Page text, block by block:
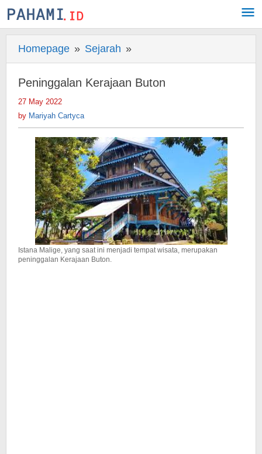
Skip
to
Homepage » Sejarah »
Kerajaan
Buton
Peninggalan Kerajaan Buton
27 May 2022
Mariyah
by Mariyah Cartyca
Istana Malige, yang saat ini menjadi tempat wisata, merupakan
peninggalan Kerajaan Buton.